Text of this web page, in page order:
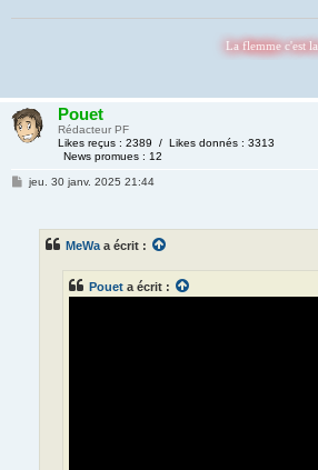
La flemme c'est la vie
Pouet
Rédacteur PF
Likes reçus : 2389 / Likes donnés : 3313
News promues : 12
jeu. 30 janv. 2025 21:44
MeWaa écrit :
Pouet a écrit :